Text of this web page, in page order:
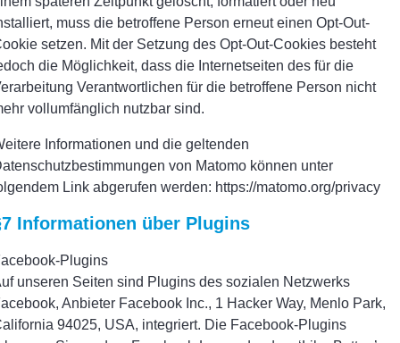
muss die betroffene Person erneut einen Opt-Out-
setzen. Mit der Setzung des Opt-Out-Cookies besteht
die Möglichkeit, dass die Internetseiten des für die
Verantwortlichen für die betroffene Person nicht
vollumfänglich nutzbar sind.
Informationen und die geltenden
von Matomo können unter
Link abgerufen werden: https://matomo.org/privacy
Informationen über Plugins
Plugins
unseren Seiten sind Plugins des sozialen Netzwerks
Anbieter Facebook Inc., 1 Hacker Way, Menlo Park,
94025, USA, integriert. Die Facebook-Plugins